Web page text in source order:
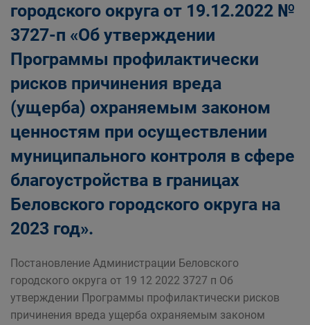
городского округа от 19.12.2022 №
3727-п «Об утверждении
Программы профилактически
рисков причинения вреда
(ущерба) охраняемым законом
ценностям при осуществлении
муниципального контроля в сфере
благоустройства в границах
Беловского городского округа на
2023 год».
Постановление Администрации Беловского
городского округа от 19 12 2022 3727 п Об
утверждении Программы профилактически рисков
причинения вреда ущерба охраняемым законом